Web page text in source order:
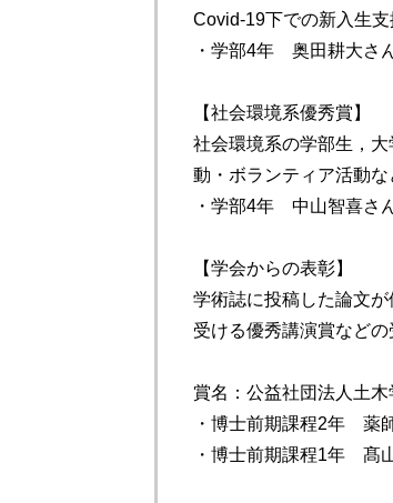
Covid-19下での新入生
・学部4年 奥田耕大さ
【社会環境系優秀賞】
社会環境系の学部生，
動・ボランティア活動
・学部4年 中山智喜さ
【学会からの表彰】
学術誌に投稿した論文
受ける優秀講演賞などの
賞名：公益社団法人土
・博士前期課程2年 薬
・博士前期課程1年 髙